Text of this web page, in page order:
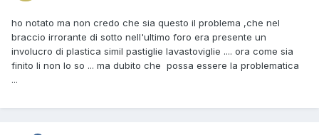
ho notato ma non credo che sia questo il problema ,che nel
braccio irrorante di sotto nell'ultimo foro era presente un
involucro di plastica simil pastiglie lavastoviglie .... ora come sia
finito li non lo so ... ma dubito che possa essere la problematica
...